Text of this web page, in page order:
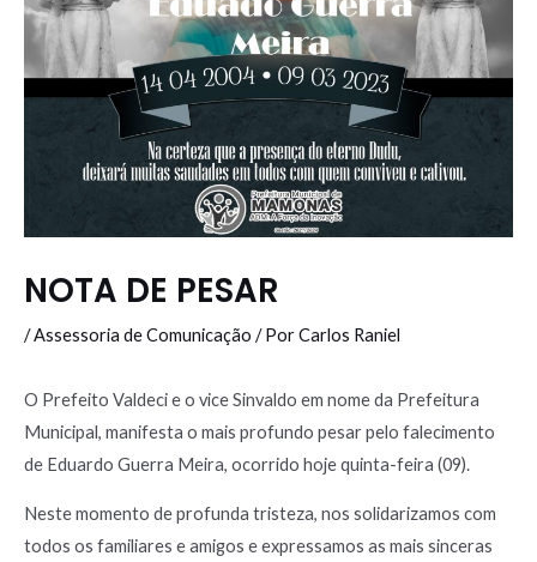
NOTA DE PESAR
/Assessoria de Comunicação / PorCarlos Raniel
O Prefeito Valdeci e o vice Sinvaldo em nome da Prefeitura
Municipal, manifesta o mais profundo pesar pelo falecimento
de Eduardo Guerra Meira, ocorrido hoje quinta-feira (09).
Neste momento de profunda tristeza, nos solidarizamos com
todos os familiares e amigos e expressamos as mais sinceras